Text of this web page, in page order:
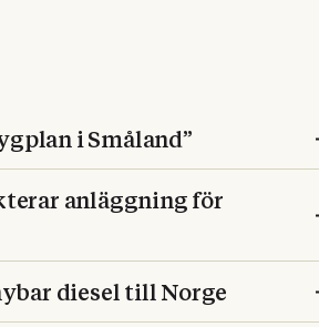
i Småland”
anläggning för
diesel till Norge